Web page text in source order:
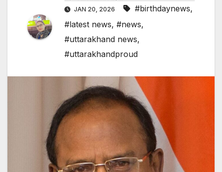
JAN 20, 2026 #birthdaynews,
#latest news, #news,
#uttarakhand news,
#uttarakhandproud